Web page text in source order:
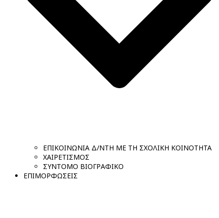
ΕΠΙΚΟΙΝΩΝΙΑ Δ/ΝΤΗ ΜΕ ΤΗ ΣΧΟΛΙΚΗ ΚΟΙΝΟΤΗΤΑ
ΧΑΙΡΕΤΙΣΜΟΣ
ΣΥΝΤΟΜΟ ΒΙΟΓΡΑΦΙΚΟ
ΕΠΙΜΟΡΦΩΣΕΙΣ